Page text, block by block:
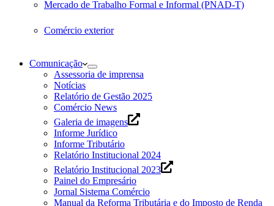
Mercado de Trabalho Formal e Informal (PNAD-T)
Comércio exterior
Comunicação
Assessoria de imprensa
Notícias
Relatório de Gestão 2025
Comércio News
Galeria de imagens
Informe Jurídico
Informe Tributário
Relatório Institucional 2024
Relatório Institucional 2023
Painel do Empresário
Jornal Sistema Comércio
Manual da Reforma Tributária e do Imposto de Renda